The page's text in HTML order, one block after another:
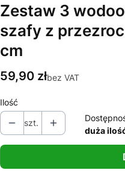
Zestaw 3
szafy z
cm
Cena
59,90 złbez VAT
Ilość
szt.
duża